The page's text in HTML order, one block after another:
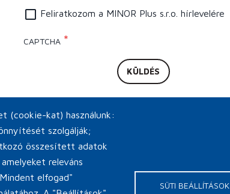
Feliratkozom a MINOR Plus s.r.o. hírlevelére
CAPTCHA
(cookie-kat) használunk:
szolgálják;
összesített adatok
releváns
elfogad"
SÜTI BEÁLLÍTÁSOK